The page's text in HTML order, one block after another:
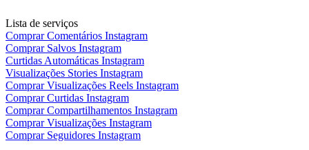
Lista de serviços
Comprar Comentários Instagram
Comprar Salvos Instagram
Curtidas Automáticas Instagram
Visualizações Stories Instagram
Comprar Visualizações Reels Instagram
Comprar Curtidas Instagram
Comprar Compartilhamentos Instagram
Comprar Visualizações Instagram
Comprar Seguidores Instagram